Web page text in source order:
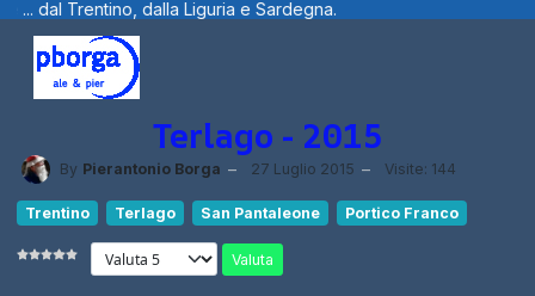
Sardegna.
Terlago - 2015
By Pierantonio Borga 27 Luglio 2015 Visite: 144
Trentino Terlago San Pantaleone Portico Franco
Valuta